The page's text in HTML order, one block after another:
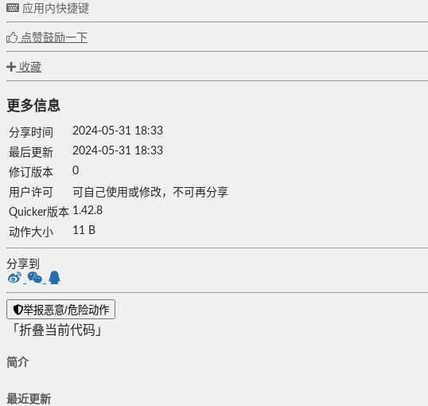
应用内快捷键
点赞鼓励一下
收藏
更多信息
分享时间
2024-05-31 18:33
最后更新
2024-05-31 18:33
修订版本
0
用户许可
可自己使用或修改，不可再分享
Quicker版本 1.42.8
动作大小
11 B
分享到
举报恶意/危险动作
「折叠当前代码」
简介
最近更新